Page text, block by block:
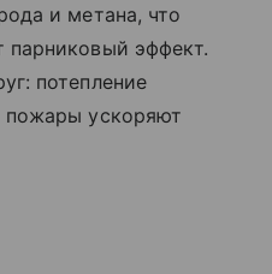
и метана, что
парниковый эффект.
потепление
пожары ускоряют